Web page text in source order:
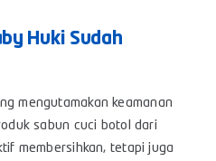
Huki Sudah
mengutamakan keamanan
sabun cuci botol dari
membersihkan, tetapi juga